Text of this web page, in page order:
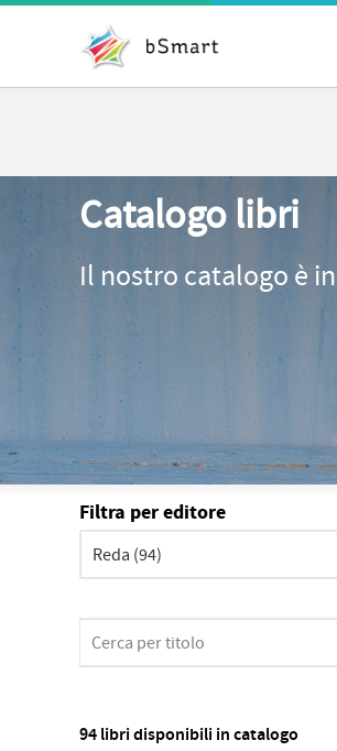
Catalogo libri
Il nostro catalogo è
Filtra per editore
94 libri disponibili in catalogo